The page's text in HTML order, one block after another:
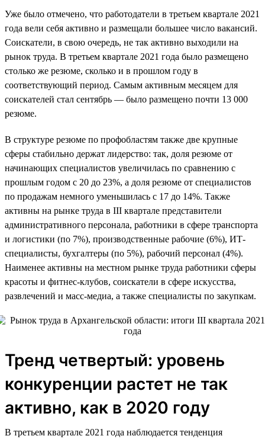
Уже было отмечено, что работодатели в третьем квартале 2021
года вели себя активно и размещали большее число вакансий.
Соискатели, в свою очередь, не так активно выходили на
рынок труда. В третьем квартале 2021 года было размещено
столько же резюме, сколько и в прошлом году в
соответствующий период. Самым активным месяцем для
соискателей стал сентябрь — было размещено почти 13 000
резюме.
В структуре резюме по профобластям также две крупные
сферы стабильно держат лидерство: так, доля резюме от
начинающих специалистов увеличилась по сравнению с
прошлым годом c 20 до 23%, а доля резюме от специалистов
по продажам немного уменьшилась с 17 до 14%. Также
активны на рынке труда в III квартале представители
административного персонала, работники в сфере транспорта
и логистики (по 7%), производственные рабочие (6%), ИТ-
специалисты, бухгалтеры (по 5%), рабочий персонал (4%).
Наименее активны на местном рынке труда работники сферы
красоты и фитнес-клубов, соискатели в сфере искусства,
развлечений и масс-медиа, а также специалисты по закупкам.
Тренд четвертый: уровень
конкуренции растет не так
активно, как в 2020 году
В третьем квартале 2021 года наблюдается тенденция